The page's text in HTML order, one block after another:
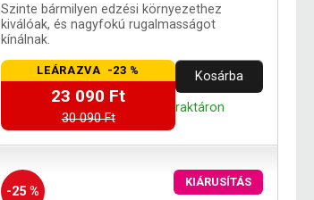
Szinte bármilyen edzési környezethez
kiválóak, és nagyfokú rugalmasságot
kínálnak.
LEÁRAZVA -23 %
23 090 Ft
30 090 Ft
Kosárba
raktáron
-25 %
KIÁRUSÍTÁS